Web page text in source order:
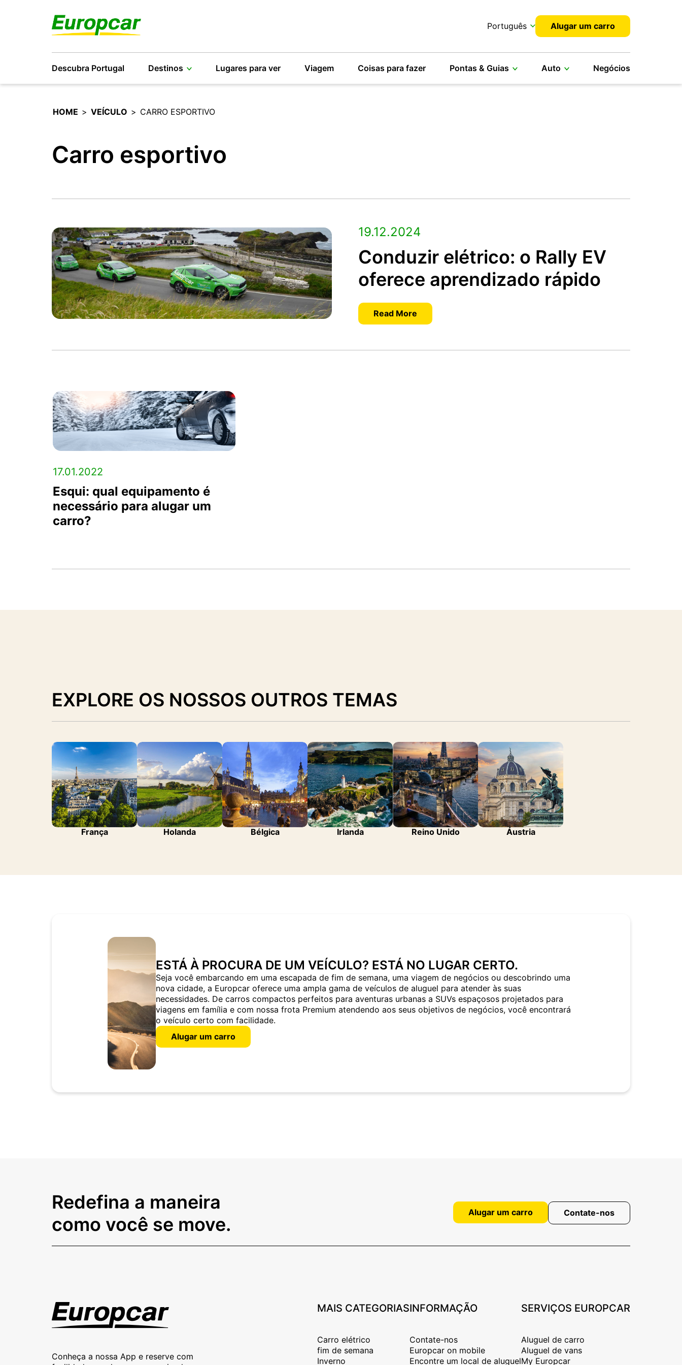
Português Alugar um carro
Descubra Portugal Destinos Lugares para ver Viagem Coisas para fazer Pontas & Guias Auto Negócios
HOME > VEÍCULO > CARRO ESPORTIVO
Carro esportivo
19.12.2024
Conduzir elétrico: o Rally EV
oferece aprendizado rápido
Read More
17.01.2022
Esqui: qual equipamento é
necessário para alugar um
carro?
EXPLORE OS NOSSOS OUTROS TEMAS
França Holanda Bélgica Irlanda Reino Unido Áustria
ESTÁ À PROCURA DE UM VEÍCULO? ESTÁ NO LUGAR CERTO.
Seja você embarcando em uma escapada de fim de semana, uma viagem de negócios ou descobrindo uma
nova cidade, a Europcar oferece uma ampla gama de veículos de aluguel para atender às suas
necessidades. De carros compactos perfeitos para aventuras urbanas a SUVs espaçosos projetados para
viagens em família e com nossa frota Premium atendendo aos seus objetivos de negócios, você encontrará
o veículo certo com facilidade.
Alugar um carro
Redefina a maneira
como você se move.
Alugar um carro Contate-nos
Conheça a nossa App e reserve com
MAIS CATEGORIAS
Carro elétrico
fim de semana
Inverno
INFORMAÇÃO
Contate-nos
Europcar on mobile
Encontre um local de aluguel
SERVIÇOS EUROPCAR
Aluguel de carro
Aluguel de vans
My Europcar